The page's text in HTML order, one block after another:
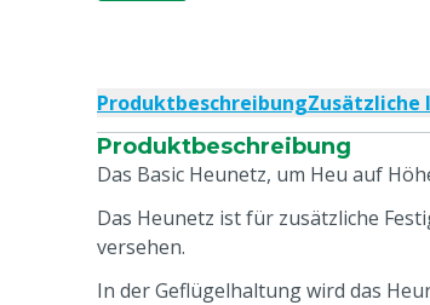
Produktbeschreibung
Produktbeschreibung
Das Basic Heunetz, um Heu auf
Das Heunetz ist für zusätzliche
versehen.
In der Geflügelhaltung wird das